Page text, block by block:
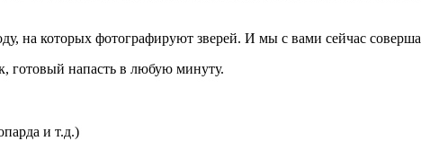
на которых фотографируют зверей. И мы с вами сейчас
готовый напасть в любую минуту.
и т.д.)